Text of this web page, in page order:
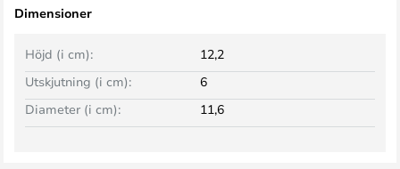
Dimensioner
Höjd (i cm):
12,2
Utskjutning (i cm):
6
Diameter (i cm):
11,6